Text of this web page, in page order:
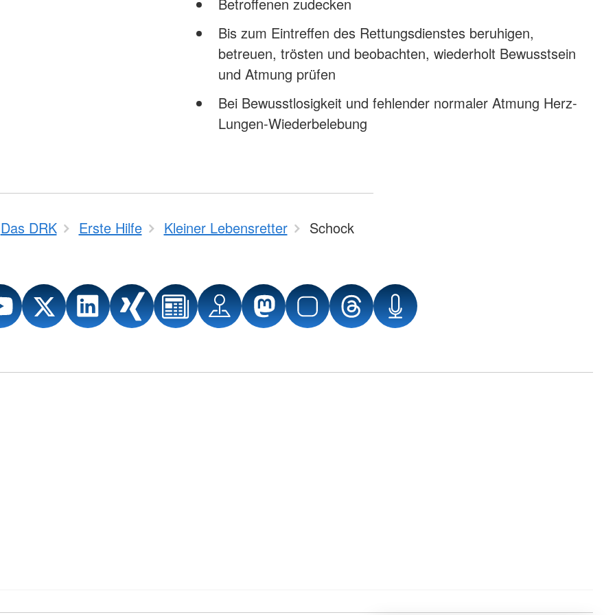
Bis zum Eintreffen des Rettungsdienstes beruhigen,
betreuen, trösten und beobachten, wiederholt Bewusstsein
und Atmung prüfen
Bei Bewusstlosigkeit und fehlender normaler Atmung Herz-
Lungen-Wiederbelebung
Das DRK Erste Hilfe Kleiner Lebensretter Schock